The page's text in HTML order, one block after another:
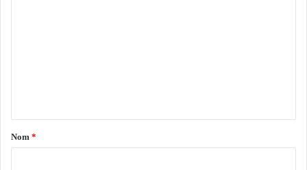
n
C
o
a
Nom *